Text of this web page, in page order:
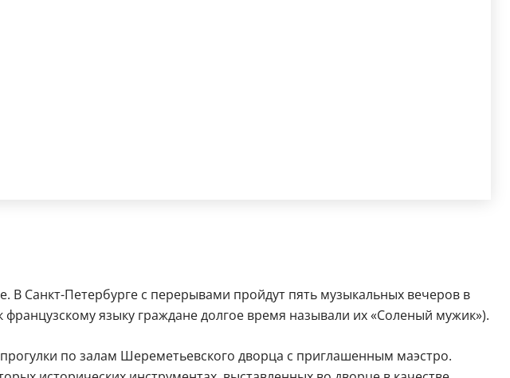
В Санкт-Петербурге с перерывами пройдут пять музыкальных вечеров в
языку граждане долгое время называли их «Соленый мужик»).
по залам Шереметьевского дворца с приглашенным маэстро.